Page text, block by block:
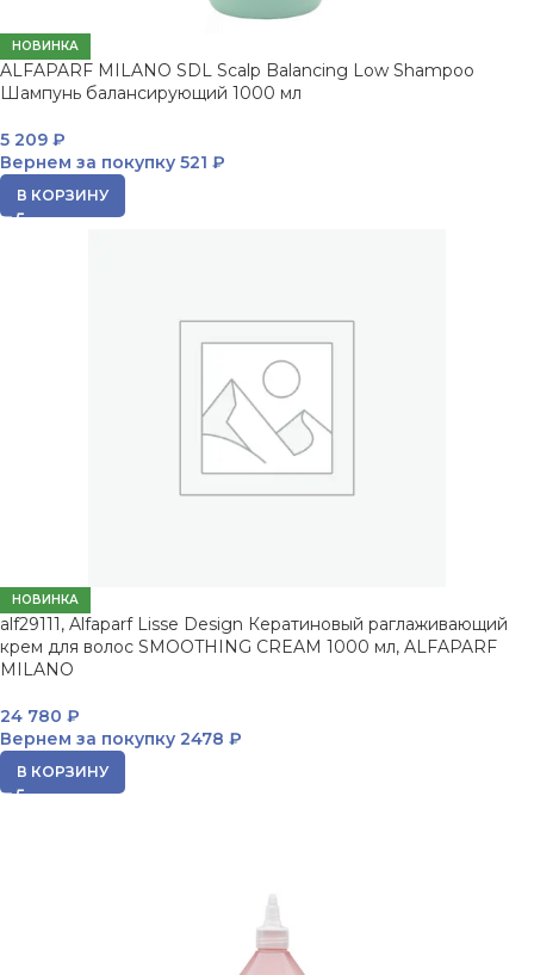
НОВИНКА
ALFAPARF MILANO SDL Scalp Balancing Low Shampoo
Шампунь балансирующий 1000 мл
5 209 ₽
Вернем за покупку 521 ₽
В КОРЗИНУ
НОВИНКА
alf29111, Alfaparf Lisse Design Кератиновый раглаживающий
крем для волос SMOOTHING CREAM 1000 мл, ALFAPARF
MILANO
24 780 ₽
Вернем за покупку 2478 ₽
В КОРЗИНУ